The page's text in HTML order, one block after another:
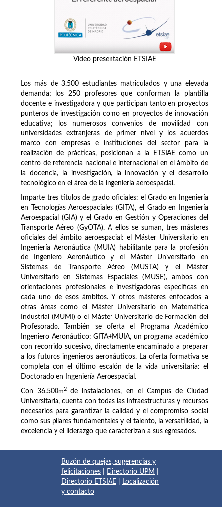
Vídeo presentación ETSIAE
Los más de 3.500 estudiantes matriculados y una elevada
demanda; los 250 profesores que conforman la plantilla
docente e investigadora y que participan tanto en proyectos
punteros de investigación como en proyectos de innovación
educativa; los numerosos convenios de movilidad con
universidades extranjeras de primer nivel y los acuerdos
marco con empresas e instituciones del sector para la
realización de prácticas, posicionan a la ETSIAE como un
centro de referencia nacional e internacional en el ámbito de
la docencia, la investigación, la innovación y el desarrollo
tecnológico en el área de la ingeniería aeroespacial.
Imparte tres títulos de grado oficiales: el Grado en Ingeniería
en Tecnologías Aeroespaciales (GITA), el Grado en Ingeniería
Aeroespacial (GIA) y el Grado en Gestión y Operaciones del
Transporte Aéreo (GyOTA). A ellos se suman, tres másteres
oficiales del ámbito aeroespacial: el Máster Universitario en
Ingeniería Aeronáutica (MUIA) habilitante para la profesión
de Ingeniero Aeronáutico y el Máster Universitario en
Sistemas de Transporte Aéreo (MUSTA) y el Máster
Universitario en Sistemas Espaciales (MUSE), ambos con
orientaciones profesionales e investigadoras específicas en
cada uno de esos ámbitos. Y otros másteres enfocados a
otras áreas como el Máster Universitario en Matemática
Industrial (MUMI) o el Máster Universitario de Formación del
Profesorado. También se oferta el Programa Académico
Ingeniero Aeronáutico: GITA+MUIA, un programa académico
con recorrido sucesivo, directamente encaminado a preparar
a los futuros ingenieros aeronáuticos. La oferta formativa se
completa con el último escalón de la vida universitaria: el
Doctorado en Ingeniería Aeroespacial.
Con 36.500m2
de instalaciones, en el Campus de Ciudad
Universitaria, cuenta con todas las infraestructuras y recursos
necesarios para garantizar la calidad y el compromiso social
como sus pilares fundamentales y el talento, la versatilidad, la
excelencia y el liderazgo que caracterizan a sus egresados.
Buzón de quejas, sugerencias y
felicitaciones
Directorio UPM
Directorio ETSIAE
Localización
y contacto